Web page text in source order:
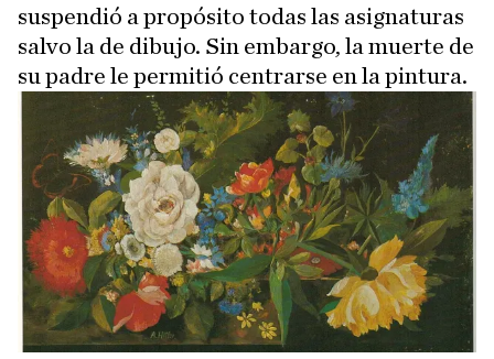
suspendió a propósito todas las asignaturas
salvo la de dibujo. Sin embargo, la muerte de
su padre le permitió centrarse en la pintura.